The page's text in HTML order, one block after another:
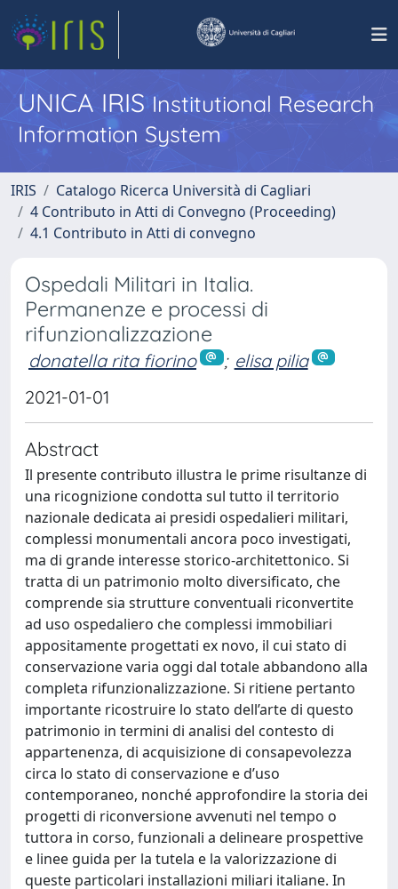
UNICA IRISInstitutional Research
Information System
IRIS
Catalogo Ricerca Università di Cagliari
4 Contributo in Atti di Convegno (Proceeding)
4.1 Contributo in Atti di convegno
Ospedali Militari in Italia.
Permanenze e processi di
rifunzionalizzazione
donatella rita fiorino ; elisa pilia
2021-01-01
Abstract
Il presente contributo illustra le prime risultanze di
una ricognizione condotta sul tutto il territorio
nazionale dedicata ai presidi ospedalieri militari,
complessi monumentali ancora poco investigati,
ma di grande interesse storico-architettonico. Si
tratta di un patrimonio molto diversificato, che
comprende sia strutture conventuali riconvertite
ad uso ospedaliero che complessi immobiliari
appositamente progettati ex novo, il cui stato di
conservazione varia oggi dal totale abbandono alla
completa rifunzionalizzazione. Si ritiene pertanto
importante ricostruire lo stato dell’arte di questo
patrimonio in termini di analisi del contesto di
appartenenza, di acquisizione di consapevolezza
circa lo stato di conservazione e d’uso
contemporaneo, nonché approfondire la storia dei
progetti di riconversione avvenuti nel tempo o
tuttora in corso, funzionali a delineare prospettive
e linee guida per la tutela e la valorizzazione di
queste particolari installazioni miliari italiane. In